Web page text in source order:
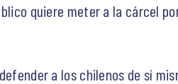
quiere meter a la cárcel
a los chilenos de sí